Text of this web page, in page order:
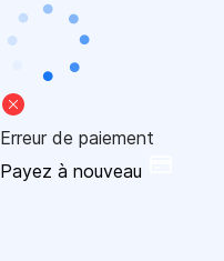
Erreur de paiement
Payez à nouveau